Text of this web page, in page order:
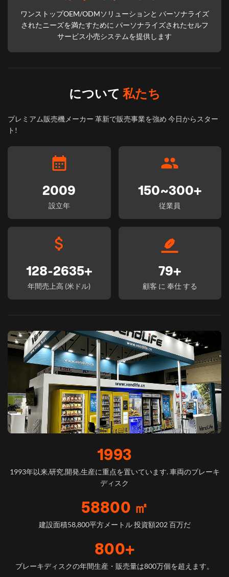
ワンストップOEM/ODMソリューションと パーソナライズ
されたニーズを満たすために パーソナライズされたセルフ
サービス小売システムを提供します
について 私たち
プレミアム販売機メーカー 革新で販売事業を強め 今日からスター
ト!
2009
設立年
150~300+
従業員
128-2635+
年間売上高 (米ドル)
79+
顧客 に 奉仕 する
1993
1993年以来,研究,開発,生産に重点を置いています. 車両のブレーキ
ディスク
58800 ㎡
建設面積58,800平方メートル 投資額202 百万だ
800+
ブレーキディスクの年間生産・販売量は800万個を超えます。